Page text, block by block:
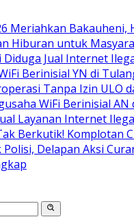
Meriahkan Bakauheni,
Hiburan untuk
Diduga Jual Internet
Berinisial YN di
Tanpa Izin ULO
WiFi Berinisial
Layanan Internet
Berkutik! Komplotan
Polisi, Delapan Aksi